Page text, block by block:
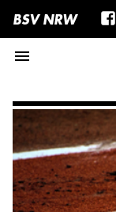
BSV NRW
menu